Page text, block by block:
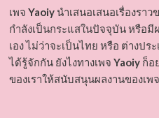
เพจ Yaoiyนำเสนอเสนอเรื่องรา
กำลังเป็นกระแสในปัจจุบัน หรือ
เอง ไม่ว่าจะเป็นไทย หรือ ต่างปร
ได้รู้จักกัน ยังไงทางเพจ Yaoiyก็อ
ของเราให้สนับสนุนผลงานของเพจ